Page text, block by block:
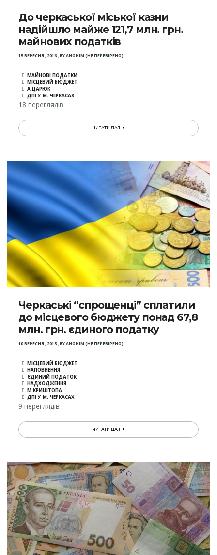
До черкаської міської казни
надійшло майже 121,7 млн. грн.
майнових податків
15 ВЕРЕСНЯ , 2016,BYАНОНІМ (НЕ ПЕРЕВІРЕНО)
МАЙНОВІ ПОДАТКИ
МІСЦЕВИЙ БЮДЖЕТ
А.ЦАРЮК
ДПІ У М. ЧЕРКАСАХ
18 переглядів
ЧИТАТИ ДАЛІ
Черкаські “спрощенці” сплатили
до місцевого бюджету понад 67,8
млн. грн. єдиного податку
10 ВЕРЕСНЯ , 2015,BYАНОНІМ (НЕ ПЕРЕВІРЕНО)
МІСЦЕВИЙ БЮДЖЕТ
НАПОВНЕННЯ
ЄДИНИЙ ПОДАТОК
НАДХОДЖЕННЯ
М.КРИШТОПА
ДПІ У М. ЧЕРКАСАХ
9 переглядів
ЧИТАТИ ДАЛІ